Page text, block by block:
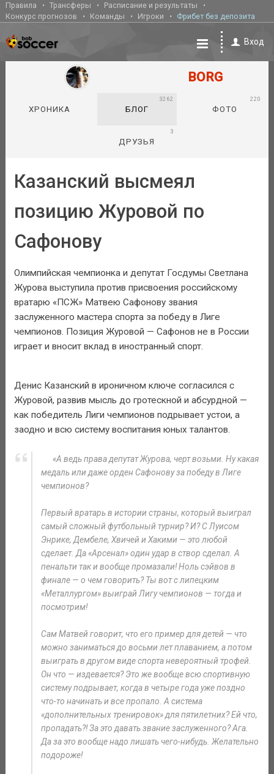
Правила Трансферы
Расписание и результаты
Конкурс прогнозов
Команды Игроки Фрибет без депозита
Вход
BORG
ХРОНИКА БЛОГ
3262
ФОТО
220
ДРУЗЬЯ
3
Казанский высмеял
позицию Журовой по
Сафонову
Олимпийская чемпионка и депутат Госдумы Светлана
Журова выступила против присвоения российскому
вратарю «ПСЖ» Матвею Сафонову звания
заслуженного мастера спорта за победу в Лиге
чемпионов. Позиция Журовой — Сафонов не в России
играет и вносит вклад в иностранный спорт.
Денис Казанский в ироничном ключе согласился с
Журовой, развив мысль до гротескной и абсурдной —
как победитель Лиги чемпионов подрывает устои, а
заодно и всю систему воспитания юных талантов.
«А ведь права депутат Журова, черт возьми. Ну какая
медаль или даже орден Сафонову за победу в Лиге
чемпионов?
Первый вратарь в истории страны, который выиграл
самый сложный футбольный турнир? И? С Луисом
Энрике, Дембеле, Хвичей и Хакими — это любой
сделает. Да «Арсенал» один удар в створ сделал. А
пенальти так и вообще промазали! Ноль сэйвов в
финале — о чем говорить? Ты вот с липецким
«Металлургом» выиграй Лигу чемпионов — тогда и
посмотрим!
Сам Матвей говорит, что его пример для детей — что
можно заниматься до восьми лет плаванием, а потом
выиграть в другом виде спорта невероятный трофей.
Он что — издевается? Это же вообще всю спортивную
систему подрывает, когда в четыре года уже поздно
что-то начинать и все пропало. А система
«дополнительных тренировок» для пятилетних? Ей что,
пропадать?! За это давать звание заслуженного? Ага.
Да за это вообще надо лишать чего-нибудь. Желательно
подороже!